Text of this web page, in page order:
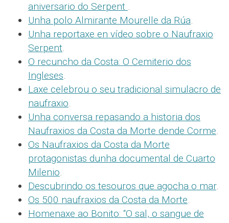
aniversario do Serpent .
Unha polo Almirante Mourelle da Rúa.
Unha reportaxe en vídeo sobre o Naufraxio
Serpent.
O recuncho da Costa: O Cemiterio dos
Ingleses.
Laxe celebrou o seu tradicional simulacro de
naufraxio.
Unha conversa repasando a historia dos
Naufraxios da Costa da Morte dende Corme.
Os Naufraxios da Costa da Morte
protagonistas dunha documental de Cuarto
Milenio.
Descubrindo os tesouros que agocha o mar.
Os 500 naufraxios da Costa da Morte.
Homenaxe ao Bonito: “O sal, o sangue de